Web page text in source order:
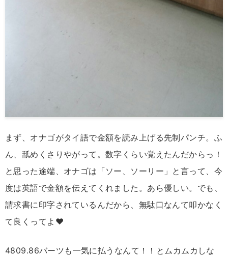
まず、オナゴがタイ語で金額を読み上げる先制パンチ。ふ
ん、舐めくさりやがって。数字くらい覚えたんだからっ！
と思った途端、オナゴは「ソー、ソーリー」と言って、今
度は英語で金額を伝えてくれました。あら優しい。でも、
請求書に印字されているんだから、無駄口なんて叩かなく
て良くってよ♥
4809.86バーツも一気に払うなんて！！とムカムカしな